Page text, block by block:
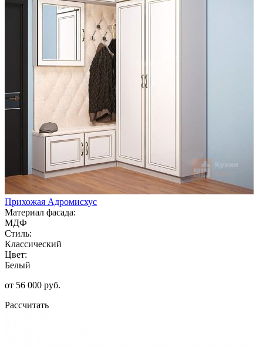
Прихожая Адромисхус
Материал фасада:
МДФ
Стиль:
Классический
Цвет:
Белый
от 56 000 руб.
Рассчитать